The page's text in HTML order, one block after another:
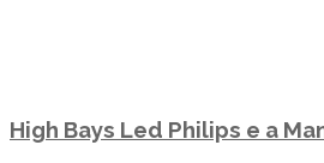
High Bays Led Philips e a